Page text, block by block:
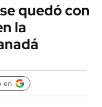
quedó con
la
en